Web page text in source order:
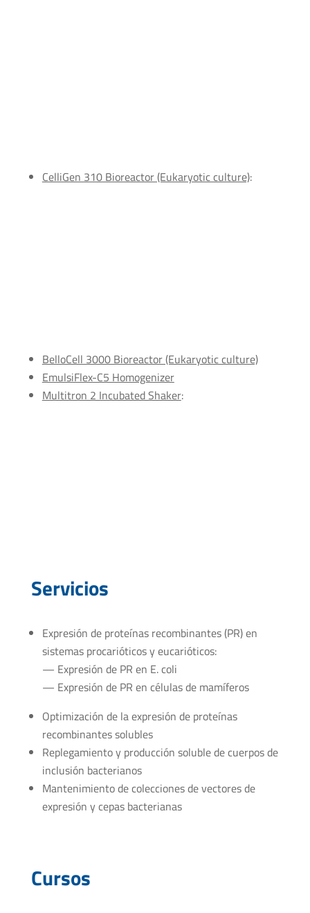
CelliGen 310 Bioreactor (Eukaryotic culture):
BelloCell 3000 Bioreactor (Eukaryotic culture)
EmulsiFlex-C5 Homogenizer
Multitron 2 Incubated Shaker:
Servicios
Expresión de proteínas recombinantes (PR) en
sistemas procarióticos y eucarióticos:
— Expresión de PR en E. coli
— Expresión de PR en células de mamíferos
Optimización de la expresión de proteínas
recombinantes solubles
Replegamiento y producción soluble de cuerpos de
inclusión bacterianos
Mantenimiento de colecciones de vectores de
expresión y cepas bacterianas
Cursos